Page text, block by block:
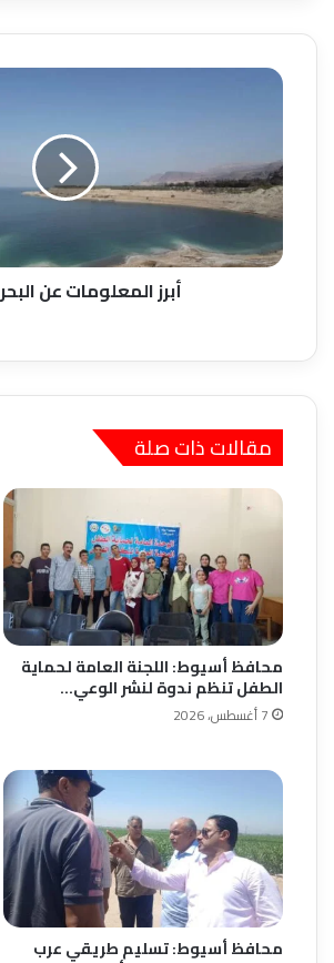
أبرز
الميت
أبرز المعلومات عن
مقالات ذات صلة
محافظ أسيوط: اللجنة العامة لحماية
الطفل تنظم ندوة لنشر الوعي…
7 أغسطس، 2026
محافظ أسيوط: تسليم طريقي عرب